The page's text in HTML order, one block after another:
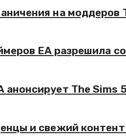
на моддеров
EA разрешила
The Sims
и свежий